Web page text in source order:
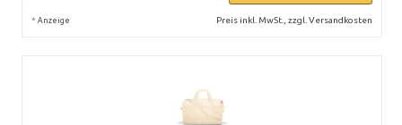
* Anzeige Preis inkl. MwSt., zzgl. Versandkosten